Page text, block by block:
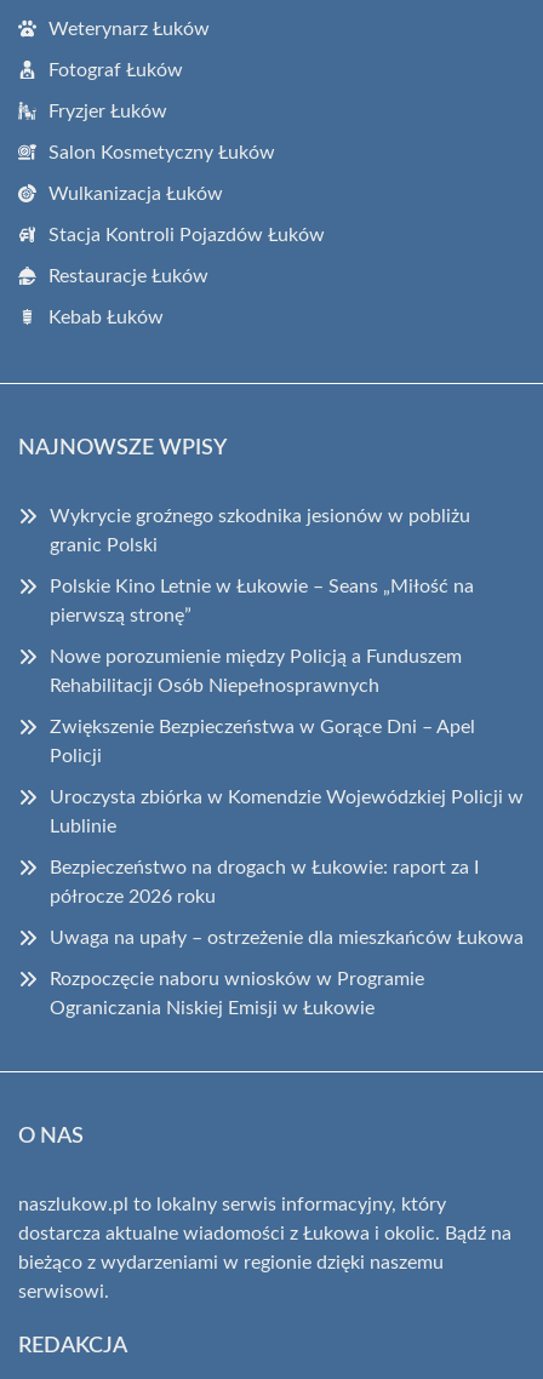
Weterynarz Łuków
Fotograf Łuków
Fryzjer Łuków
Salon Kosmetyczny Łuków
Wulkanizacja Łuków
Stacja Kontroli Pojazdów Łuków
Restauracje Łuków
Kebab Łuków
NAJNOWSZE WPISY
Wykrycie groźnego szkodnika jesionów w pobliżu
granic Polski
Polskie Kino Letnie w Łukowie – Seans „Miłość na
pierwszą stronę”
Nowe porozumienie między Policją a Funduszem
Rehabilitacji Osób Niepełnosprawnych
Zwiększenie Bezpieczeństwa w Gorące Dni – Apel
Policji
Uroczysta zbiórka w Komendzie Wojewódzkiej Policji w
Lublinie
Bezpieczeństwo na drogach w Łukowie: raport za I
półrocze 2026 roku
Uwaga na upały – ostrzeżenie dla mieszkańców Łukowa
Rozpoczęcie naboru wniosków w Programie
Ograniczania Niskiej Emisji w Łukowie
O NAS
naszlukow.pl to lokalny serwis informacyjny, który
dostarcza aktualne wiadomości z Łukowa i okolic. Bądź na
bieżąco z wydarzeniami w regionie dzięki naszemu
serwisowi.
REDAKCJA